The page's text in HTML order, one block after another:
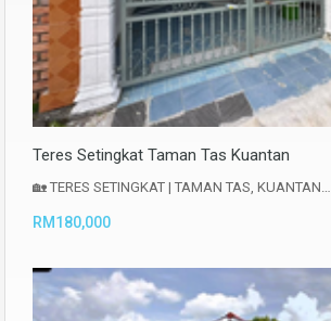
Teres Setingkat Taman Tas Kuantan
🏡 TERES SETINGKAT | TAMAN TAS, KUANTAN…
RM180,000